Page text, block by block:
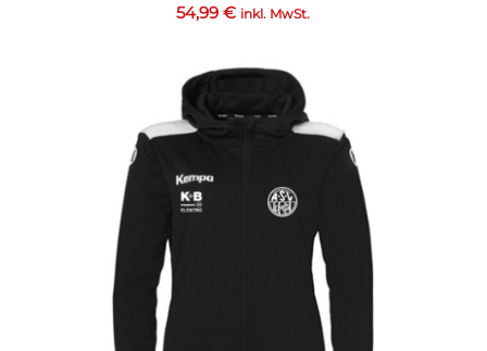
54,99€ inkl. MwSt.